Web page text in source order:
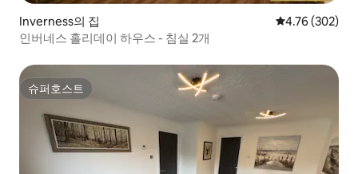
Inverness의 집 평점 4.76점(5
4.76 (302)
인버네스 홀리데이 하우스 - 침실 2개
슈퍼호스트
슈퍼호스트